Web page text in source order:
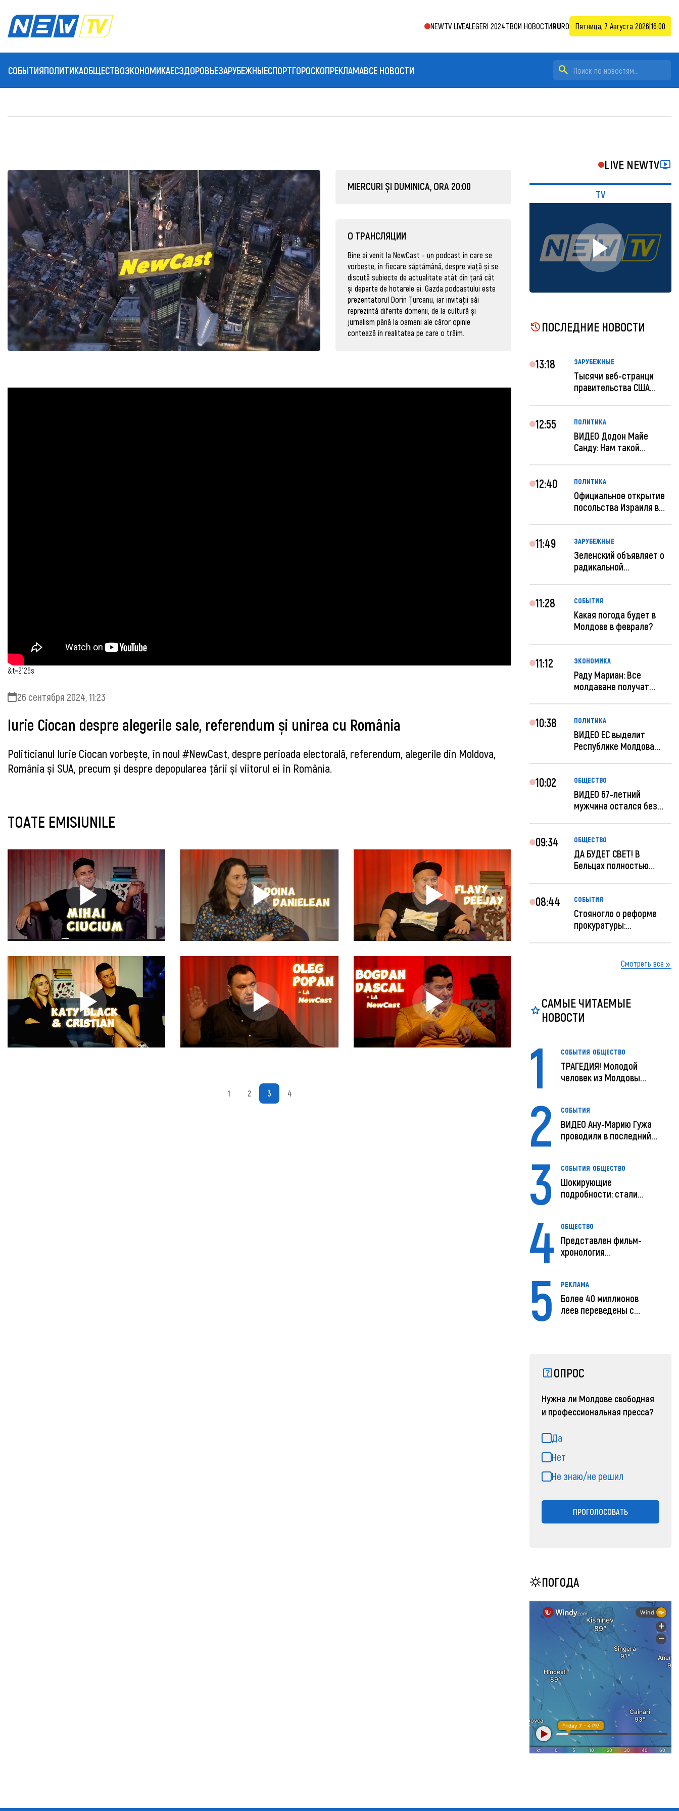
NEWTV LIVEALEGERI 2024ТВОИ НОВОСТИRURO Пятница, 7 Августа 2026 16:00
СОБЫТИЯПОЛИТИКАОБЩЕСТВОЭКОНОМИКАЕСЗДОРОВЬЕЗАРУБЕЖНЫЕСПОРТГОРОСКОПРЕКЛАМАВСЕ НОВОСТИ
MIERCURI ȘI DUMINICA, ORA 20:00
О ТРАНСЛЯЦИИ
Bine ai venit la NewCast - un podcast în care se
vorbește, în fiecare săptămână, despre viață și se
discută subiecte de actualitate atât din țară cât
și departe de hotarele ei. Gazda podcastului este
prezentatorul Dorin Țurcanu, iar invitații săi
reprezintă diferite domenii, de la cultură și
jurnalism până la oameni ale căror opinie
contează în realitatea pe care o trăim.
&t=2126s
26 сентября 2024, 11:23
Iurie Ciocan despre alegerile sale, referendum și unirea cu România
Politicianul Iurie Ciocan vorbește, în noul #NewCast, despre perioada electorală, referendum, alegerile din Moldova,
România și SUA, precum și despre depopularea țării și viitorul ei în România.
TOATE EMISIUNILE
1 2 3 4
LIVE NEWTV
TV
ПОСЛЕДНИЕ НОВОСТИ
13:18 ЗАРУБЕЖНЫЕ
Тысячи веб-странци
правительства США
12:55 ПОЛИТИКА
ВИДЕО Додон Майе
Санду: Нам такой
12:40 ПОЛИТИКА
Официальное открытие
посольства Израиля в
11:49 ЗАРУБЕЖНЫЕ
Зеленский объявляет о
радикальной
11:28 СОБЫТИЯ
Какая погода будет в
Молдове в феврале?
11:12 ЭКОНОМИКА
Раду Мариан: Все
молдаване получат
10:38 ПОЛИТИКА
ВИДЕО ЕС выделит
Республике Молдова
10:02 ОБЩЕСТВО
ВИДЕО 67-летний
мужчина остался без
09:34 ОБЩЕСТВО
ДА БУДЕТ СВЕТ! В
Бельцах полностью
08:44 СОБЫТИЯ
Стояногло о реформе
прокуратуры:
Смотреть все
САМЫЕ ЧИТАЕМЫЕ
НОВОСТИ
1 СОБЫТИЯ ОБЩЕСТВО
ТРАГЕДИЯ! Молодой
человек из Молдовы
2 СОБЫТИЯ
ВИДЕО Ану-Марию Гужа
проводили в последний
3 СОБЫТИЯ ОБЩЕСТВО
Шокирующие
подробности: стали
4 ОБЩЕСТВО
Представлен фильм-
хронология
5 РЕКЛАМА
Более 40 миллионов
леев переведены с
ОПРОС
Нужна ли Молдове свободная
и профессиональная пресса?
Да
Нет
Не знаю/не решил
ПРОГОЛОСОВАТЬ
ПОГОДА